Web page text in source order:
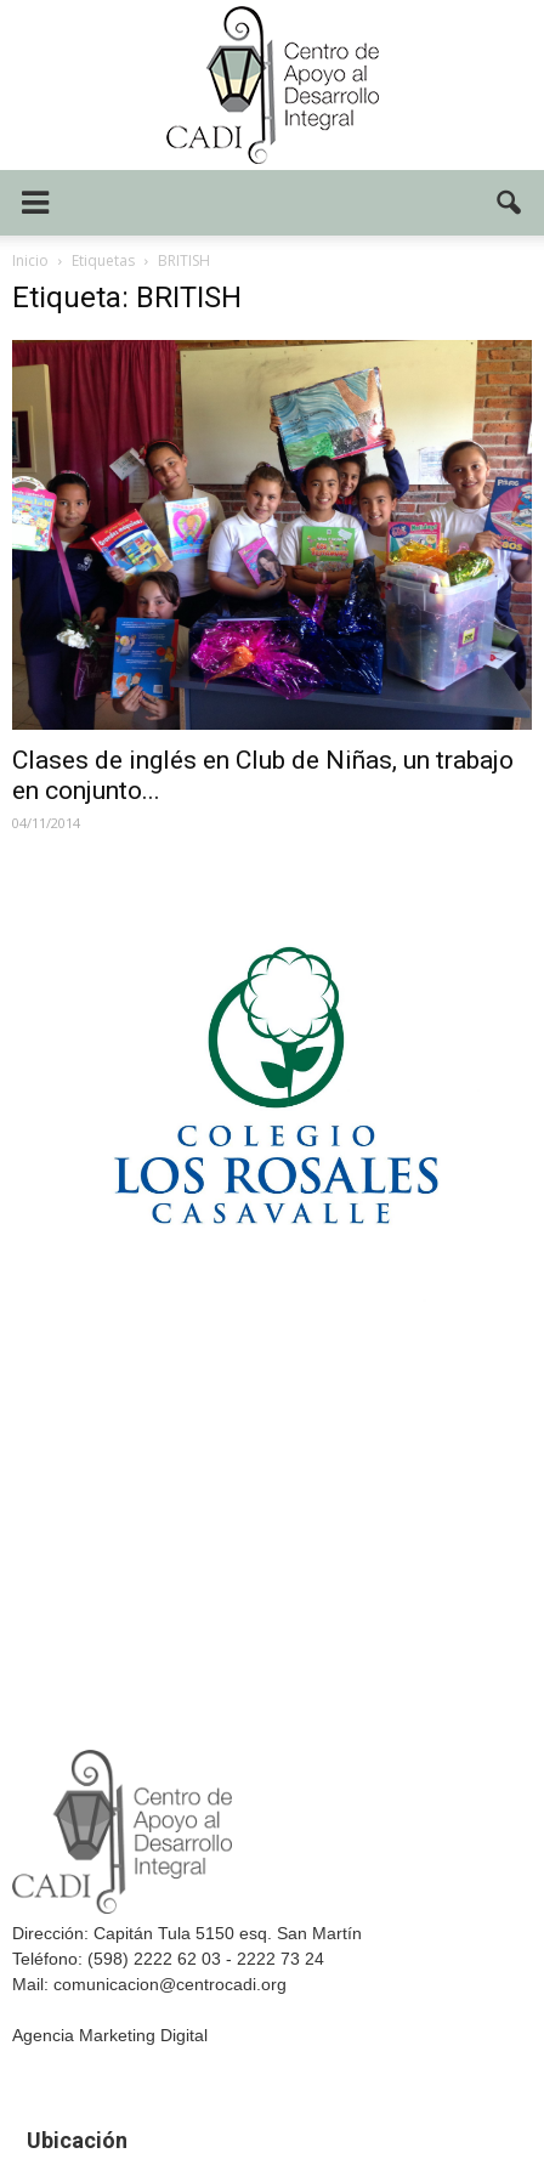
Inicio Etiquetas BRITISH
Etiqueta: BRITISH
Clases de inglés en Club de Niñas, un trabajo
en conjunto...
04/11/2014
Dirección: Capitán Tula 5150 esq. San Martín
Teléfono: (598) 2222 62 03 - 2222 73 24
Mail: comunicacion@centrocadi.org
Agencia Marketing Digital
Ubicación